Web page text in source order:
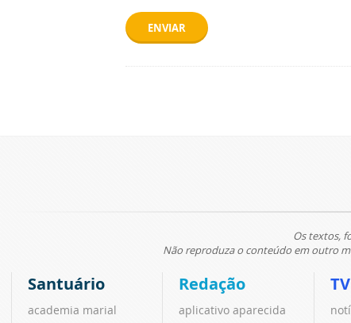
ENVIAR
Os textos,
Não reproduza o conteúdo em outro
Santuário
academia marial
Redação
aplicativo aparecida